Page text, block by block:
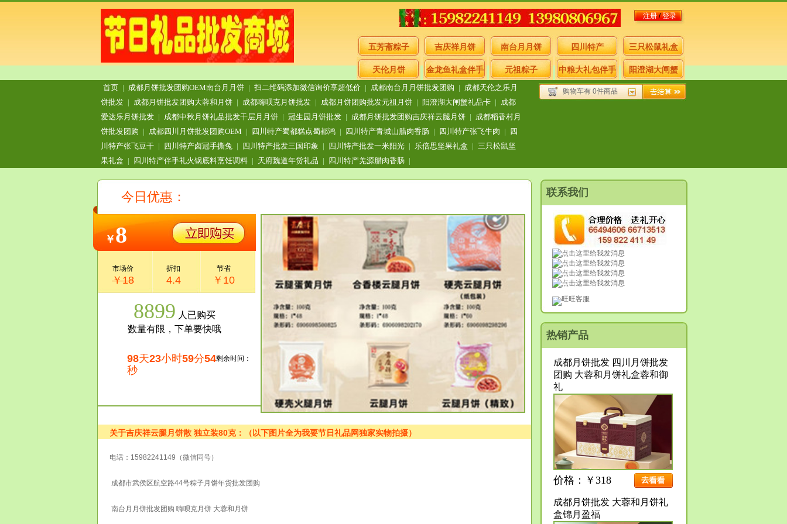
注册/登录
五芳斋粽子 吉庆祥月饼 南台月月饼 四川特产 三只松鼠礼盒
天伦月饼 金龙鱼礼盒伴手
礼
元祖粽子 中粮大礼包伴手
礼
阳澄湖大闸蟹
首页 | 成都月饼批发团购OEM南台月月饼 | 扫二维码添加微信询价享超低价 | 成都南台月月饼批发团购 | 成都天伦之乐月
饼批发 | 成都月饼批发团购大蓉和月饼 | 成都嗨呗克月饼批发 | 成都月饼团购批发元祖月饼 | 阳澄湖大闸蟹礼品卡 | 成都
爱达乐月饼批发 | 成都中秋月饼礼品批发千层月月饼 | 冠生园月饼批发 | 成都月饼批发团购吉庆祥云腿月饼 | 成都稻香村月
饼批发团购 | 成都四川月饼批发团购OEM | 四川特产蜀都糕点蜀都鸿 | 四川特产青城山腊肉香肠 | 四川特产张飞牛肉 | 四
川特产张飞豆干 | 四川特产卤冠手撕兔 | 四川特产批发三国印象 | 四川特产批发一米阳光 | 乐倍思坚果礼盒 | 三只松鼠坚
果礼盒 | 四川特产伴手礼火锅底料烹饪调料 | 天府魏道年货礼品 | 四川特产羌源腊肉香肠 |
购物车有 0件商品
今日优惠：
￥8
市场价
￥18
折扣
4.4
节省
￥10
8899 人已购买
数量有限，下单要快哦
剩余时间：
98天23小时59分54
秒
关于吉庆祥云腿月饼散 独立装80克：（以下图片全为我要节日礼品网独家实物拍摄）
电话：15982241149（微信同号）
成都市武侯区航空路44号粽子月饼年货批发团购
南台月月饼批发团购 嗨呗克月饼 大蓉和月饼
联系我们
旺旺客服
热销产品
成都月饼批发 四川月饼批发
团购 大蓉和月饼礼盒蓉和御
礼
价格：￥318
成都月饼批发 大蓉和月饼礼
盒锦月盈福